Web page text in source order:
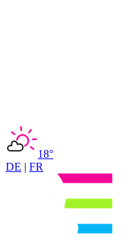
18°
DE | FR